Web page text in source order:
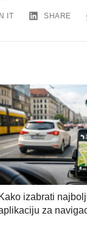
IT SHARE
Kako izabrati
za